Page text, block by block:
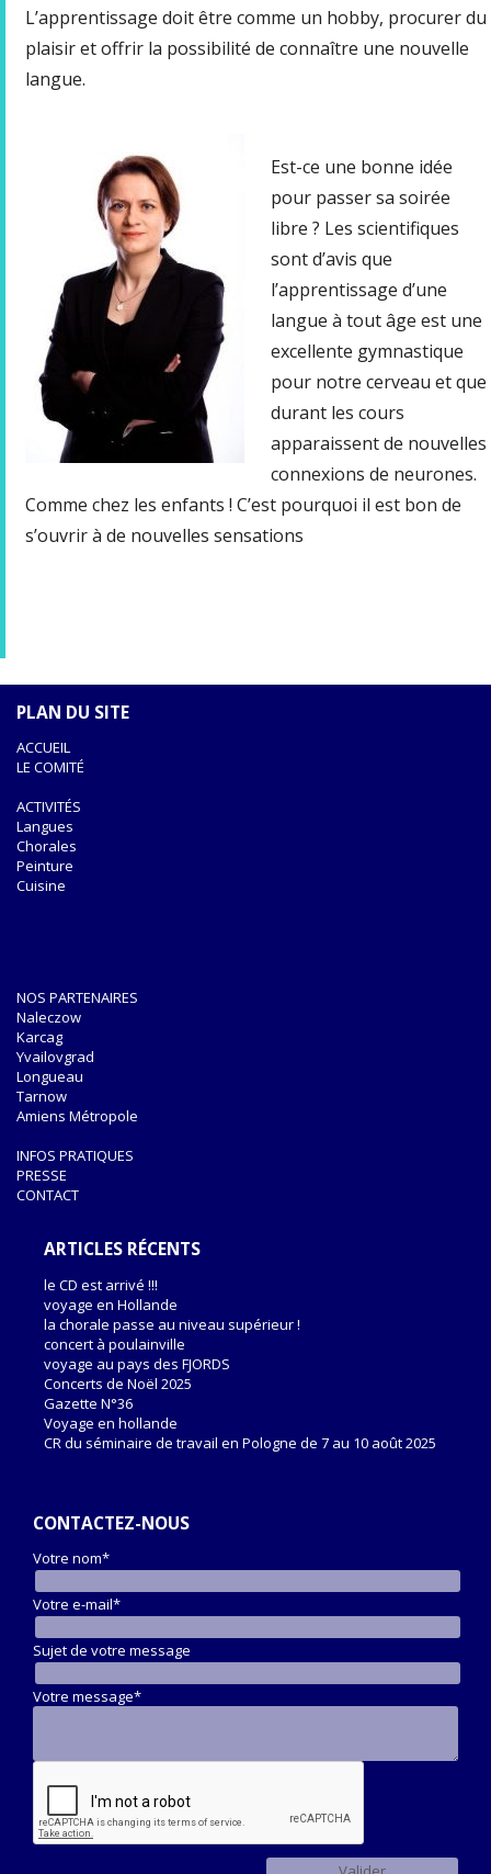
L’apprentissage doit être comme un hobby, procurer du
plaisir et offrir la possibilité de connaître une nouvelle
langue.
Est-ce une bonne idée
pour passer sa soirée
libre ? Les scientifiques
sont d’avis que
l’apprentissage d’une
langue à tout âge est une
excellente gymnastique
pour notre cerveau et que
durant les cours
apparaissent de nouvelles
connexions de neurones.
Comme chez les enfants ! C’est pourquoi il est bon de
s’ouvrir à de nouvelles sensations
PLAN DU SITE
ACCUEIL
LE COMITÉ
ACTIVITÉS
Langues
Chorales
Peinture
Cuisine
NOS PARTENAIRES
Naleczow
Karcag
Yvailovgrad
Longueau
Tarnow
Amiens Métropole
INFOS PRATIQUES
PRESSE
CONTACT
ARTICLES RÉCENTS
le CD est arrivé !!!
voyage en Hollande
la chorale passe au niveau supérieur !
concert à poulainville
voyage au pays des FJORDS
Concerts de Noël 2025
Gazette N°36
Voyage en hollande
CR du séminaire de travail en Pologne de 7 au 10 août 2025
CONTACTEZ-NOUS
Votre nom*
Votre e-mail*
Sujet de votre message
Votre message*